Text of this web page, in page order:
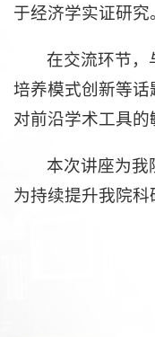
于经济学实证研
在交流环节，
培养模式创新等
对前沿学术工具的
本次讲座为我
为持续提升我院